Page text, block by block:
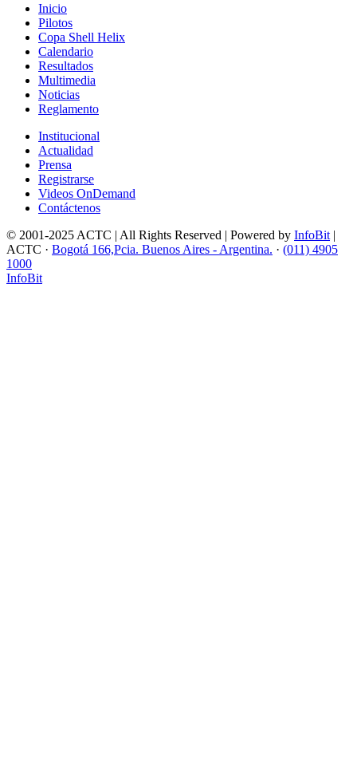
Inicio
Pilotos
Copa Shell Helix
Calendario
Resultados
Multimedia
Noticias
Reglamento
Institucional
Actualidad
Prensa
Registrarse
Videos OnDemand
Contáctenos
© 2001-2025 ACTC | All Rights Reserved | Powered by InfoBit |
ACTC · Bogotá 166,Pcia. Buenos Aires - Argentina. · (011) 4905
1000
InfoBit